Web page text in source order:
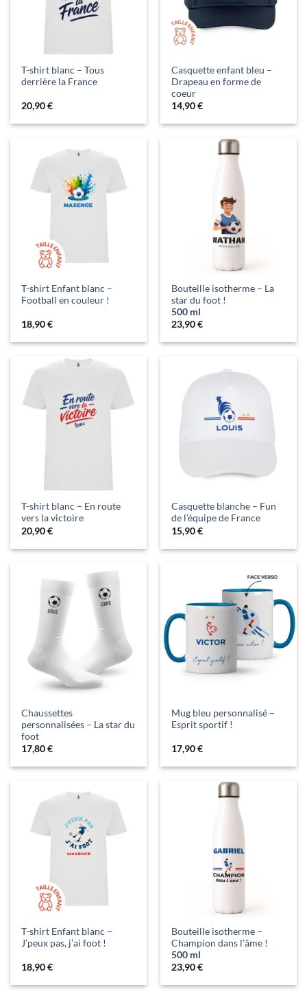
T-shirt blanc – Tous
derrière la France
20,90€
Casquette enfant bleu –
Drapeau en forme de
coeur
14,90€
T-shirt Enfant blanc –
Football en couleur !
18,90€
Bouteille isotherme – La
star du foot !
500 ml
23,90€
T-shirt blanc – En route
vers la victoire
20,90€
Casquette blanche – Fun
de l’équipe de France
15,90€
Chaussettes
personnalisées – La star du
foot
17,80€
Mug bleu personnalisé –
Esprit sportif !
17,90€
T-shirt Enfant blanc –
J’peux pas, j’ai foot !
18,90€
Bouteille isotherme –
Champion dans l’âme !
500 ml
23,90€